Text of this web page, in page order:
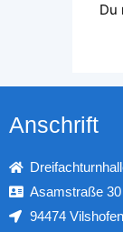
Du
Anschrift
Asamstraße 30
94474